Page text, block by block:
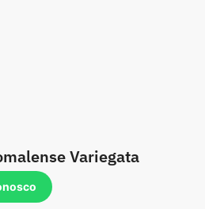
Variegata